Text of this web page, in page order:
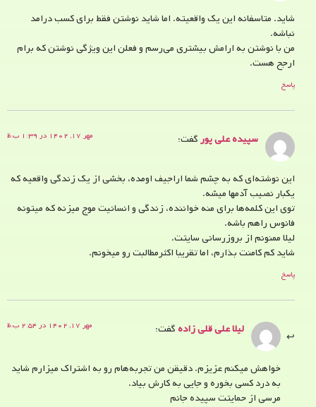
شاید. متاسفانه این یک واقعیته. اما شاید نوشتن فقط برای کسب درامد
نباشه.
من با نوشتن به ارامش بیشتری می‌رسم و فعلن این ویژگی نوشتن که برام
ارجح هست.
پاسخ
سپیده علی پورگفت: مهر ۱۷, ۱۴۰۲ در ۱:۳۹ ب.ظ
این نوشته‌ای که به چشم شما اراجیف اومده، بخشی از یک زندگی واقعیه که
یکبار نصیب آدمها میشه.
توی این کلمه‌ها برای منه خواننده، زندگی و انسانیت موج میزنه که میتونه
فانوس راهم باشه.
لیلا ممنونم از بروزرسانی سایتت.
شاید کم کامنت بذارم، اما تقریبا اکثرمطالبت رو میخونم.
پاسخ
لیلا علی قلی زادهگفت: مهر ۱۷, ۱۴۰۲ در ۲:۵۴ ب.ظ
خواهش میکنم عزیزم. دقیقن من تجربه‌هام رو به اشتراک میزارم شاید
به درد کسی بخوره و جایی به کارش بیاد.
مرسی از حمایتت سپیده جانم